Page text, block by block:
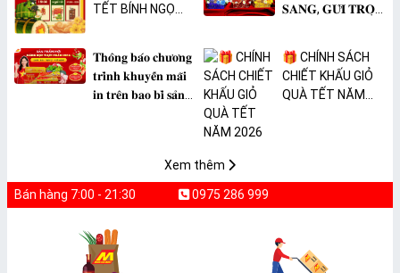
TẾT BÍNH NGỌ
𝐒𝐀𝐍𝐆, 𝐆𝐔̛̉𝐈 𝐓𝐑𝐎̣𝐍
𝐓𝐡𝐨̂𝐧𝐠 𝐛𝐚́𝐨 𝐜𝐡𝐮̛𝐨̛𝐧𝐠
𝐭𝐫𝐢̀𝐧𝐡 𝐤𝐡𝐮𝐲𝐞̂́𝐧 𝐦𝐚̃𝐢
𝐢𝐧 𝐭𝐫𝐞̂𝐧 𝐛𝐚𝐨 𝐛𝐢̀ 𝐬𝐚̉𝐧
🎁 CHÍNH SÁCH
CHIẾT KHẤU GIỎ
QUÀ TẾT NĂM
Xem thêm
Bán hàng 7:00 - 21:30 0975 286 999